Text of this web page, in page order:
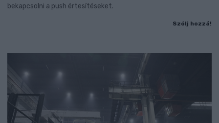
bekapcsolni a push értesítéseket.
Szólj hozzá!